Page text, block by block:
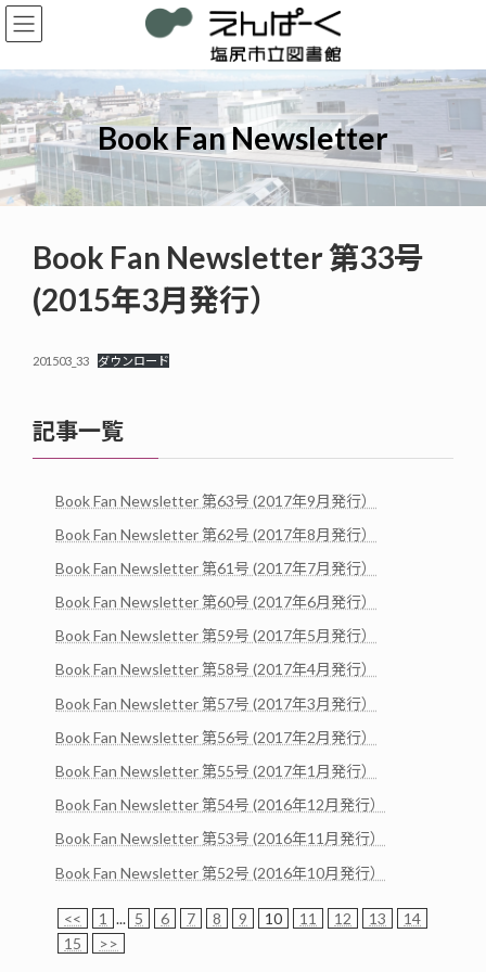
コ
ン
ン
ツ
へ
ス
キ
ッ
プ
ナ
ビ
ー
シ
ョ
ン
に
移
動
Book Fan Newsletter
Book Fan Newsletter 第33号
(2015年3月発行）
201503_33 ダウンロード
記事一覧
Book Fan Newsletter 第63号 (2017年9月発行）
Book Fan Newsletter 第62号 (2017年8月発行）
Book Fan Newsletter 第61号 (2017年7月発行）
Book Fan Newsletter 第60号 (2017年6月発行）
Book Fan Newsletter 第59号 (2017年5月発行）
Book Fan Newsletter 第58号 (2017年4月発行）
Book Fan Newsletter 第57号 (2017年3月発行）
Book Fan Newsletter 第56号 (2017年2月発行）
Book Fan Newsletter 第55号 (2017年1月発行）
Book Fan Newsletter 第54号 (2016年12月発行）
Book Fan Newsletter 第53号 (2016年11月発行）
Book Fan Newsletter 第52号 (2016年10月発行）
<< 1 ... 5 6 7 8 9 10 11 12 13
14
15
>>